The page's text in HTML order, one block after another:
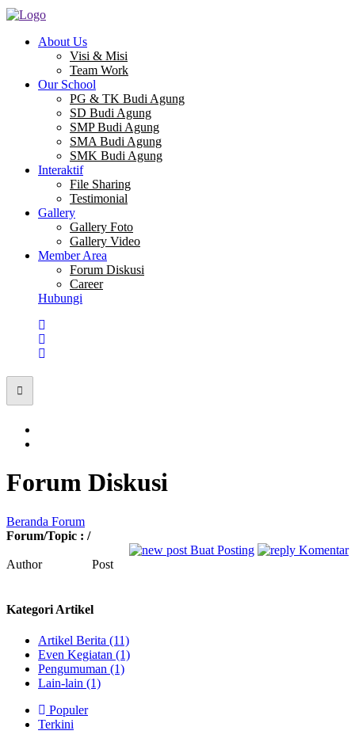
About Us
Visi & Misi
Team Work
Our School
PG & TK Budi Agung
SD Budi Agung
SMP Budi Agung
SMA Budi Agung
SMK Budi Agung
Interaktif
File Sharing
Testimonial
Gallery
Gallery Foto
Gallery Video
Member Area
Forum Diskusi
Career
Hubungi
Forum Diskusi
Beranda Forum
Forum/Topic : /
Buat Posting
Komentar
Author
Post
Kategori Artikel
Artikel Berita (11)
Even Kegiatan (1)
Pengumuman (1)
Lain-lain (1)
Populer
Terkini